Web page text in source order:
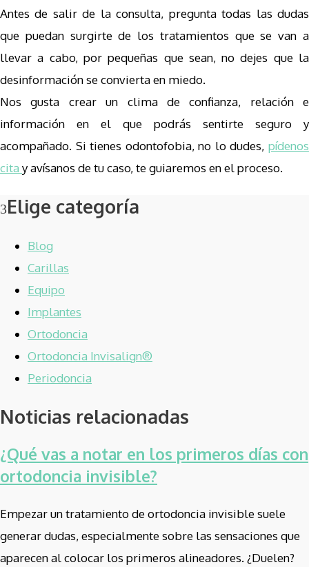
Antes de salir de la consulta, pregunta todas las dudas
que puedan surgirte de los tratamientos que se van a
llevar a cabo, por pequeñas que sean, no dejes que la
desinformación se convierta en miedo.
Nos gusta crear un clima de confianza, relación e
información en el que podrás sentirte seguro y
acompañado. Si tienes odontofobia, no lo dudes, pídenos
cita y avísanos de tu caso, te guiaremos en el proceso.
Elige categoría
Blog
Carillas
Equipo
Implantes
Ortodoncia
Ortodoncia Invisalign®
Periodoncia
Noticias relacionadas
¿Qué vas a notar en los primeros días con
ortodoncia invisible?
Empezar un tratamiento de ortodoncia invisible suele
generar dudas, especialmente sobre las sensaciones que
aparecen al colocar los primeros alineadores. ¿Duelen?